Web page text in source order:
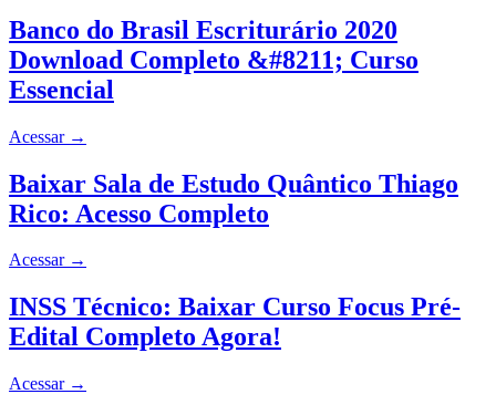
Banco do Brasil Escriturário 2020
Download Completo &#8211; Curso
Essencial
Acessar →
Baixar Sala de Estudo Quântico Thiago
Rico: Acesso Completo
Acessar →
INSS Técnico: Baixar Curso Focus Pré-
Edital Completo Agora!
Acessar →